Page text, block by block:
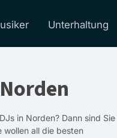
Unterhaltung
in Norden? Dann sind Sie
wollen all die besten